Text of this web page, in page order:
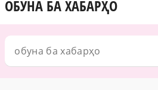
ОБУНА БА ХАБАРҲО